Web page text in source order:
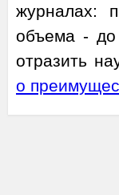
журналах:
объема - до
отразить
о